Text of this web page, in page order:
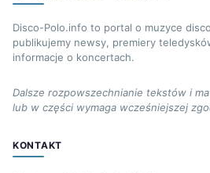
Disco-Polo.info to portal o muzyce
publikujemy newsy, premiery
informacje o koncertach.
Dalsze rozpowszechnianie tekstów i
lub w części wymaga wcześniejszej
KONTAKT